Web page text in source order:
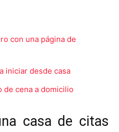
con una página de
iniciar desde casa
de cena a domicilio
casa de citas